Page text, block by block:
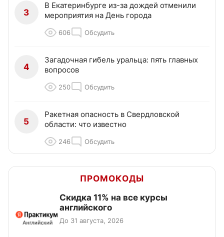
3
В Екатеринбурге из-за дождей отменили
мероприятия на День города
606 Обсудить
4
Загадочная гибель уральца: пять главных
вопросов
250 Обсудить
5
Ракетная опасность в Свердловской
области: что известно
246 Обсудить
ПРОМОКОДЫ
Скидка 11% на все курсы
английского
До 31 августа, 2026